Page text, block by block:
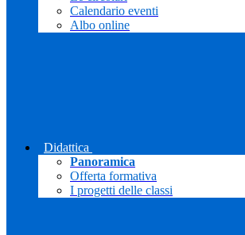
Calendario eventi
Albo online
Didattica
Panoramica
Offerta formativa
I progetti delle classi